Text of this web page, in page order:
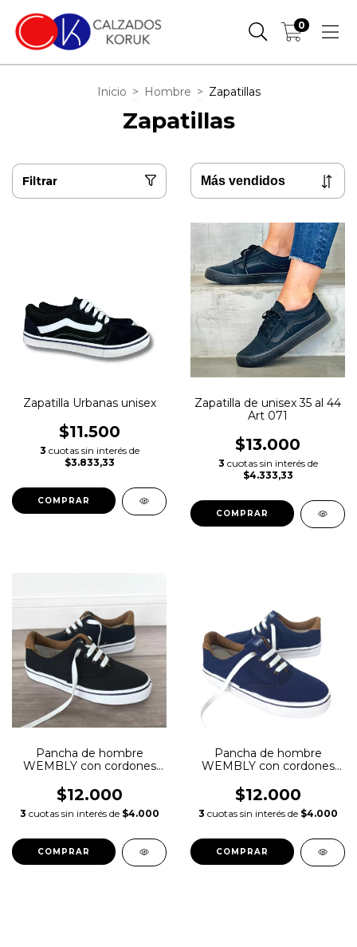
0
Inicio > Hombre > Zapatillas
Zapatillas
Filtrar
Zapatilla Urbanas unisex
$11.500
3 cuotas sin interés de
$3.833,33
COMPRAR
Zapatilla de unisex 35 al 44
Art 071
$13.000
3 cuotas sin interés de
$4.333,33
COMPRAR
Pancha de hombre
WEMBLY con cordones
$12.000
3 cuotas sin interés de $4.000
COMPRAR
Pancha de hombre
WEMBLY con cordones
$12.000
3 cuotas sin interés de $4.000
COMPRAR